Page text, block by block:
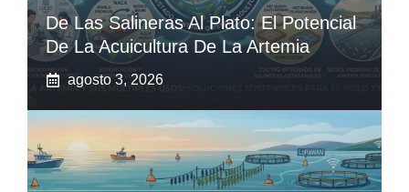
De Las Salineras Al Plato: El Potencial
De La Acuicultura De La Artemia
agosto 3, 2026